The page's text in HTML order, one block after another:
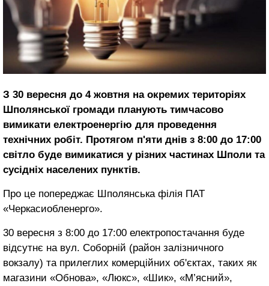
З 30 вересня до 4 жовтня на окремих територіях
Шполянської громади планують тимчасово
вимикати електроенергію для проведення
технічних робіт. Протягом п'яти днів з 8:00 до 17:00
світло буде вимикатися у різних частинах Шполи та
сусідніх населених пунктів.
Про це попереджає Шполянська філія ПАТ
«Черкасиобленерго».
30 вересня з 8:00 до 17:00 електропостачання буде
відсутнє на вул. Соборній (район залізничного
вокзалу) та прилеглих комерційних об'єктах, таких як
магазини «Обнова», «Люкс», «Шик», «М’ясний»,